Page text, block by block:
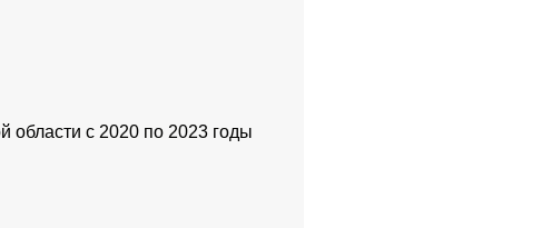
области с 2020 по 2023 годы